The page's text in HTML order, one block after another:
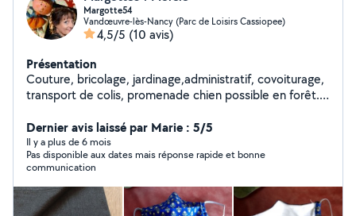
Margotte54
Vandœuvre-lès-Nancy (Parc de Loisirs Cassiopee)
4,5/5 (10 avis)
Présentation
Couture, bricolage, jardinage,administratif, covoiturage,
transport de colis, promenade chien possible en forêt...
Dernier avis laissé par Marie : 5/5
Il y a plus de 6 mois
Pas disponible aux dates mais réponse rapide et bonne
communication